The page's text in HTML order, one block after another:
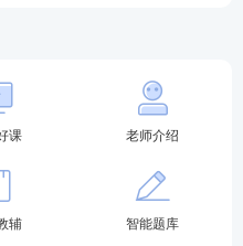
间安排
日
课 老师介绍
辅 智能题库